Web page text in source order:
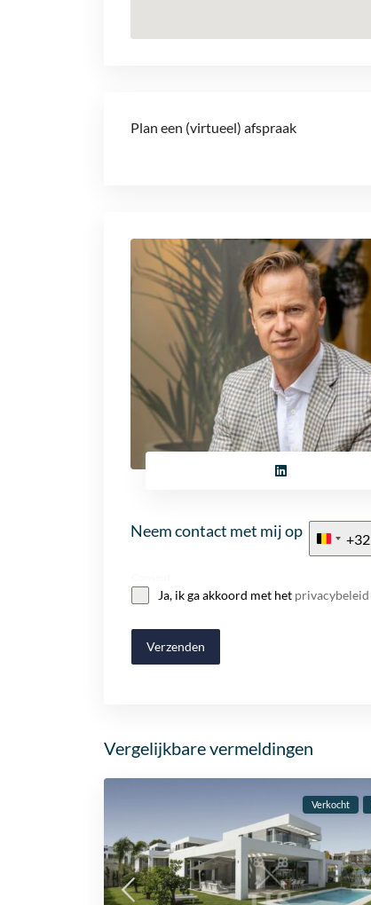
Plan een (virtueel) afspraak
Neem contact met mij op
Belgium
+32
Ja, ik ga akkoord met het privacybeleid
Verzenden
Vergelijkbare vermeldingen
Verkocht